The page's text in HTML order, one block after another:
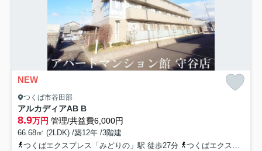
NEW
つくば市谷田部
アルカディアAB B
8.9万円 管理/共益費6,000円
66.68㎡ (2LDK) /築12年 /3階建
つくばエクスプレス「みどりの」駅 徒歩27分
つくばエクスプレス「万博記念公園」駅 徒歩52分